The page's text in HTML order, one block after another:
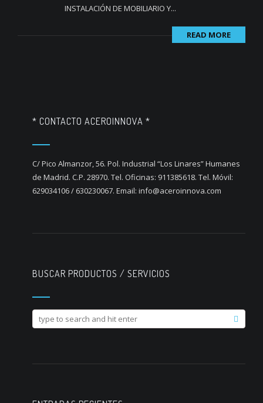
INSTALACIÓN DE MOBILIARIO Y...
READ MORE
* CONTACTO ACEROINNOVA *
C/ Pico Almanzor, 56. Pol. Industrial “Los Linares” Humanes
de Madrid. C.P. 28970. Tel. Oficinas: 911385618. Tel. Móvil:
629034106 / 630230067. Email: info@aceroinnova.com
BUSCAR PRODUCTOS / SERVICIOS